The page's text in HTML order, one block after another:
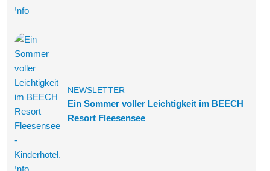
NEWSLETTER
Ein Sommer voller Leichtigkeit im BEECH
Resort Fleesensee